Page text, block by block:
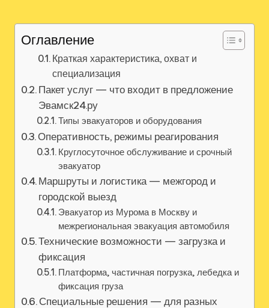
Оглавление
Краткая характеристика, охват и
специализация
Пакет услуг — что входит в предложение
Эвамск24.ру
Типы эвакуаторов и оборудования
Оперативность, режимы реагирования
Круглосуточное обслуживание и срочный
эвакуатор
Маршруты и логистика — межгород и
городской выезд
Эвакуатор из Мурома в Москву и
межрегиональная эвакуация автомобиля
Технические возможности — загрузка и
фиксация
Платформа‚ частичная погрузка‚ лебедка и
фиксация груза
Специальные решения — для разных